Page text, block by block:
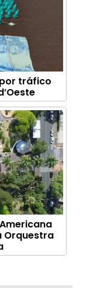
tráfico
Orquestra